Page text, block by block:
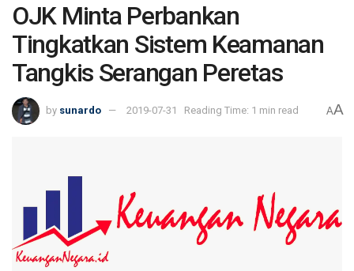
OJK Minta Perbankan
Tingkatkan Sistem Keamanan
Tangkis Serangan Peretas
by sunardo 2019-07-31 Reading Time: 1 min read AA